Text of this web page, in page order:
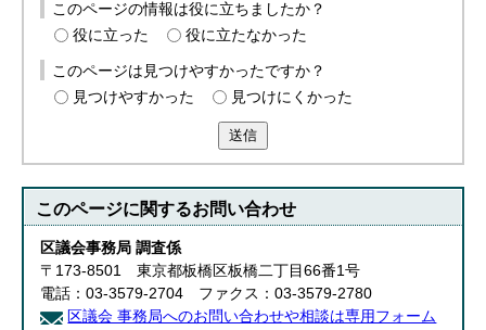
このページの情報は役に立ちましたか？
役に立った
役に立たなかった
このページは見つけやすかったですか？
見つけやすかった
見つけにくかった
送信
このページに関するお問い合わせ
区議会事務局 調査係
〒173-8501 東京都板橋区板橋二丁目66番1号
電話：03-3579-2704 ファクス：03-3579-2780
区議会 事務局へのお問い合わせや相談は専用フォーム